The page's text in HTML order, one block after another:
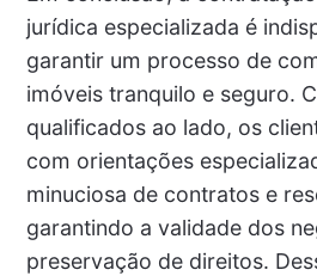
jurídica especializada é
garantir um processo de
imóveis tranquilo e seguro.
qualificados ao lado, os
com orientações
minuciosa de contratos e
garantindo a validade dos
preservação de direitos.